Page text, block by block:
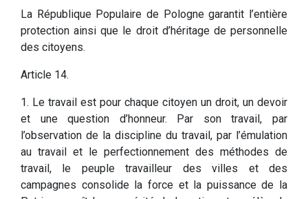
La République Populaire de Pologne garantit l’entière
protection ainsi que le droit d’héritage de personnelle
des citoyens.
Article 14.
1. Le travail est pour chaque citoyen un droit, un devoir
et une question d’honneur. Par son travail, par
l’observation de la discipline du travail, par l’émulation
au travail et le perfectionnement des méthodes de
travail, le peuple travailleur des villes et des
campagnes consolide la force et la puissance de la